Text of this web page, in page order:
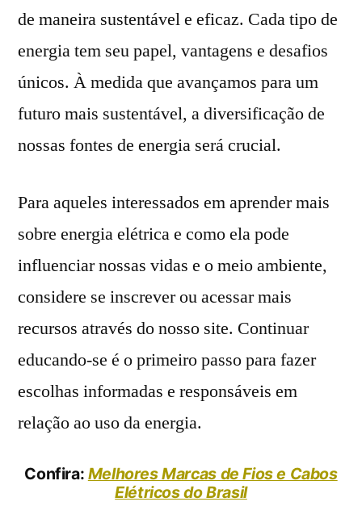
de maneira sustentável e eficaz. Cada tipo de
energia tem seu papel, vantagens e desafios
únicos. À medida que avançamos para um
futuro mais sustentável, a diversificação de
nossas fontes de energia será crucial.
Para aqueles interessados em aprender mais
sobre energia elétrica e como ela pode
influenciar nossas vidas e o meio ambiente,
considere se inscrever ou acessar mais
recursos através do nosso site. Continuar
educando-se é o primeiro passo para fazer
escolhas informadas e responsáveis em
relação ao uso da energia.
Confira: Melhores Marcas de Fios e Cabos
Elétricos do Brasil